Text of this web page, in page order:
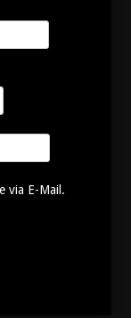
via E-Mail.